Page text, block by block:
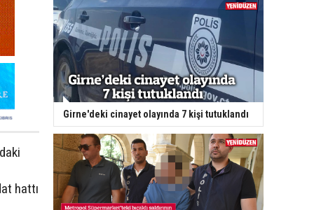
hattı
Girne'deki cinayet olayında 7 kişi tutuklandı